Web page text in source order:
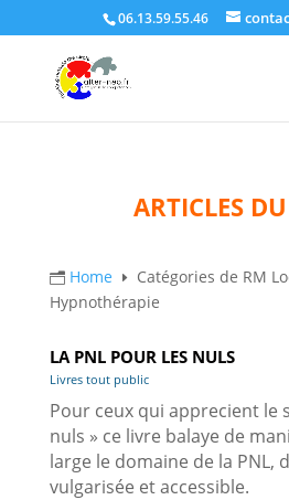
06.13.59.55.46
Catégories de
Locations :
ARTICLES
n Home E
Catégories de RM
Hypnothérapie
LA PNL POUR LES NULS
Livres tout public
Pour ceux qui apprecient le
nuls » ce livre balaye de
large le domaine de la PNL,
vulgarisée et accessible.